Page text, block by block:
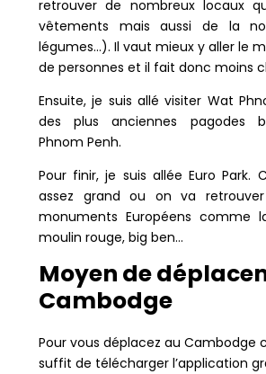
retrouver de nombreux locaux
vêtements mais aussi de la
légumes…). Il vaut mieux y aller le
de personnes et il fait donc moins
Ensuite, je suis allé visiter Wat
des plus anciennes pagodes
Phnom Penh.
Pour finir, je suis allée Euro Park.
assez grand ou on va
monuments Européens comme
moulin rouge, big ben…
Moyen de
Cambodge
Pour vous déplacez au Cambodge
suffit de télécharger l’application